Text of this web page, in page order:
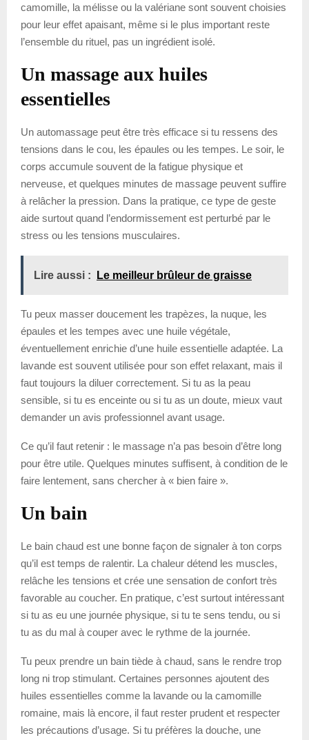
camomille, la mélisse ou la valériane sont souvent choisies
pour leur effet apaisant, même si le plus important reste
l’ensemble du rituel, pas un ingrédient isolé.
Un massage aux huiles
essentielles
Un automassage peut être très efficace si tu ressens des
tensions dans le cou, les épaules ou les tempes. Le soir, le
corps accumule souvent de la fatigue physique et
nerveuse, et quelques minutes de massage peuvent suffire
à relâcher la pression. Dans la pratique, ce type de geste
aide surtout quand l’endormissement est perturbé par le
stress ou les tensions musculaires.
Lire aussi : Le meilleur brûleur de graisse
Tu peux masser doucement les trapèzes, la nuque, les
épaules et les tempes avec une huile végétale,
éventuellement enrichie d’une huile essentielle adaptée. La
lavande est souvent utilisée pour son effet relaxant, mais il
faut toujours la diluer correctement. Si tu as la peau
sensible, si tu es enceinte ou si tu as un doute, mieux vaut
demander un avis professionnel avant usage.
Ce qu’il faut retenir : le massage n’a pas besoin d’être long
pour être utile. Quelques minutes suffisent, à condition de le
faire lentement, sans chercher à « bien faire ».
Un bain
Le bain chaud est une bonne façon de signaler à ton corps
qu’il est temps de ralentir. La chaleur détend les muscles,
relâche les tensions et crée une sensation de confort très
favorable au coucher. En pratique, c’est surtout intéressant
si tu as eu une journée physique, si tu te sens tendu, ou si
tu as du mal à couper avec le rythme de la journée.
Tu peux prendre un bain tiède à chaud, sans le rendre trop
long ni trop stimulant. Certaines personnes ajoutent des
huiles essentielles comme la lavande ou la camomille
romaine, mais là encore, il faut rester prudent et respecter
les précautions d’usage. Si tu préfères la douche, une